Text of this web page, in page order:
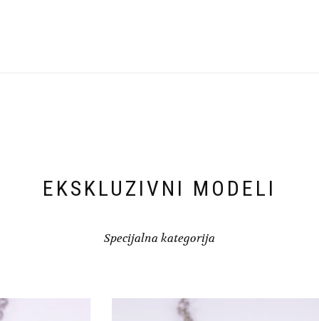
EKSKLUZIVNI MODELI
Specijalna kategorija